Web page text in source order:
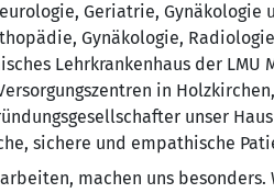
Geriatrie,
Gynäkologie,
Lehrkrankenhaus der
in
unser
sichere und empathische
machen uns